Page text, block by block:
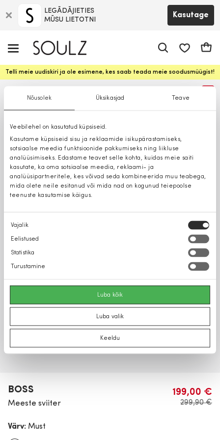
Nõusolek Üksikasjad Teave
Veebilehel on kasutatud küpsiseid.
Kasutame küpsiseid sisu ja reklaamide isikupärastamiseks,
sotsiaalse meedia funktsioonide pakkumiseks ning liikluse
analüüsimiseks. Edastame teavet selle kohta, kuidas meie saiti
kasutate, ka oma sotsiaalse meedia, reklaami- ja
analüüsipartneritele, kes võivad seda kombineerida muu teabega,
mida olete neile esitanud või mida nad on kogunud teiepoolse
teenuste kasutamise käigus.
Nõusoleku
valik
Vajalik
Eelistused
Statistika
Turustamine
Luba kõik
Luba valik
Keeldu
LEGĀDĀJIETIES
MŪSU LIETOTNI
Kasutage
Telli meie uudiskiri ja ole esimene, kes saab teada meie soodusmüügist!
BOSS
Meeste sviiter
199,00 €
299,90 €
Värv: Must